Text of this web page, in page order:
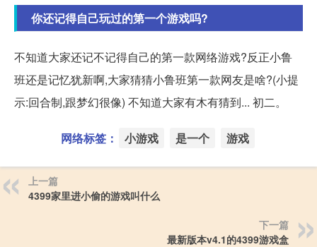
你还记得自己玩过的第一个游戏吗?
不知道大家还记不记得自己的第一款网络游戏?反正小鲁
班还是记忆犹新啊,大家猜猜小鲁班第一款网友是啥?(小提
示:回合制,跟梦幻很像) 不知道大家有木有猜到... 初二。
网络标签： 小游戏 是一个 游戏
上一篇
4399家里进小偷的游戏叫什么
下一篇
最新版本v4.1的4399游戏盒